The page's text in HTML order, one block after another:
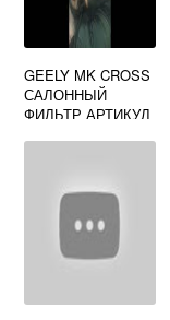
GEELY MK CROSS
САЛОННЫЙ
ФИЛЬТР АРТИКУЛ